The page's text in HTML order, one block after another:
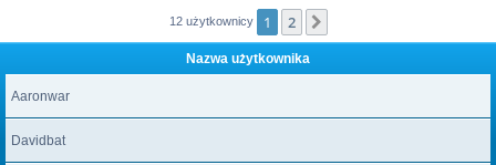
12 użytkownicy 1 2
Nazwa użytkownika
Aaronwar
Davidbat